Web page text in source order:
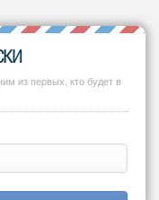
из первых, кто будет в